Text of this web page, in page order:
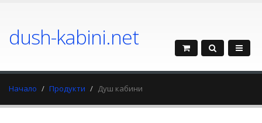
dush-kabini.net
Начало Продукти Душ кабини